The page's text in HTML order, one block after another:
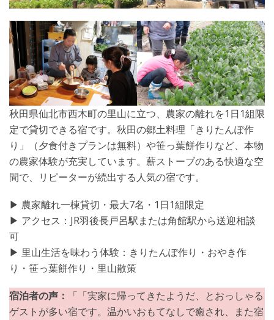
秋田県仙北市西木町の里山に立つ、農家の離れを1日1組限
定で貸切できる宿です。秋田の郷土料理「きりたんぽ作
り」（夕食付きプランは無料）や笹っ葉餅作りなど、本物
の農家体験が充実しています。薪ストーブのある快適な空
間で、リピーターが続出する人気の宿です。
▶︎ 農家離れ一棟貸切・最大7名・1日1組限定
▶︎ アクセス：JR羽後長戸呂駅または角館駅から送迎相談
可
▶︎ 里山生活を味わう体験：きりたんぽ作り・おやき作
り・笹っ葉餅作り・里山散策
宿泊者の声：
「「実家に帰ってきたようだ、とおっしゃる
ゲストが多い宿です。温かいおもてなしで癒され、また宿